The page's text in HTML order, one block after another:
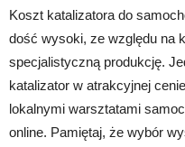
Koszt katalizatora do
dość wysoki, ze względu na
specjalistyczną produkcję.
katalizator w atrakcyjnej
lokalnymi warsztatami
online. Pamiętaj, że wybór